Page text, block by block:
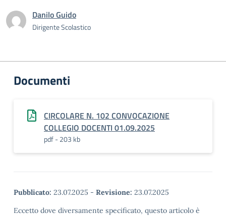
Danilo Guido
Dirigente Scolastico
Documenti
CIRCOLARE N. 102 CONVOCAZIONE
COLLEGIO DOCENTI 01.09.2025
pdf - 203 kb
Pubblicato: 23.07.2025 - Revisione: 23.07.2025
Eccetto dove diversamente specificato, questo articolo è